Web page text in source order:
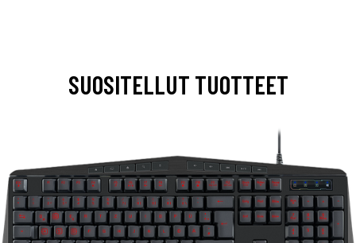
SUOSITELLUT TUOTTEET